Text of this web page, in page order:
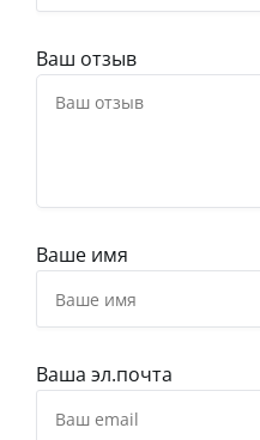
Ваш отзыв
Ваше имя
Ваша эл.почта